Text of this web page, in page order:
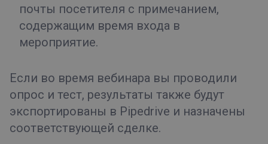
почты посетителя с примечанием,
содержащим время входа в
мероприятие.
Если во время вебинара вы проводили
опрос и тест, результаты также будут
экспортированы в Pipedrive и назначены
соответствующей сделке.